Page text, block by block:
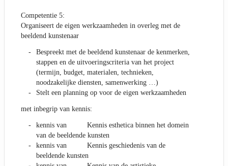
Competentie 5:
Organiseert de eigen werkzaamheden in overleg met de
beeldend kunstenaar
Bespreekt met de beeldend kunstenaar de kenmerken,
stappen en de uitvoeringscriteria van het project
(termijn, budget, materialen, technieken,
noodzakelijke diensten, samenwerking …)
Stelt een planning op voor de eigen werkzaamheden
met inbegrip van kennis:
kennis van Kennis esthetica binnen het domein
van de beeldende kunsten
kennis van Kennis geschiedenis van de
beeldende kunsten